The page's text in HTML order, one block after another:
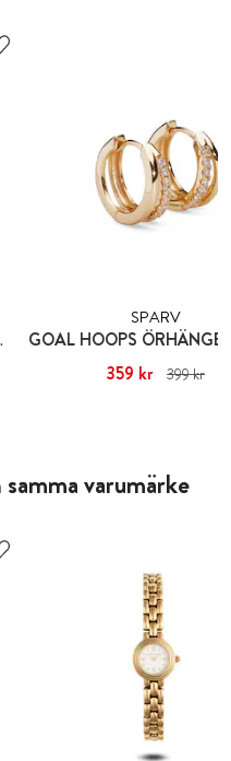
GOLD
SPARV
Nuvarande pris: 359 kr
359 kr 399 kr
varumärke